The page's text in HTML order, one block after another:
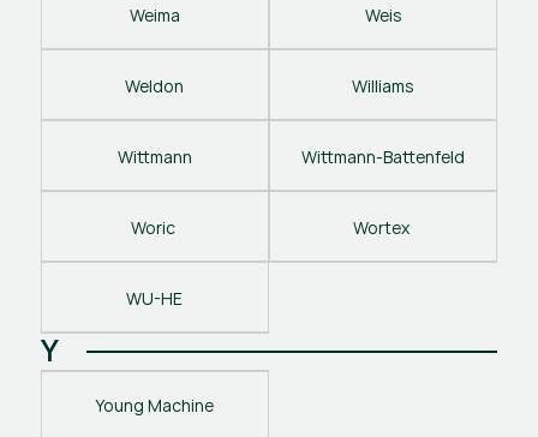
Weima Weis
Weldon Williams
Wittmann Wittmann-Battenfeld
Woric Wortex
WU-HE
Y
Young Machine